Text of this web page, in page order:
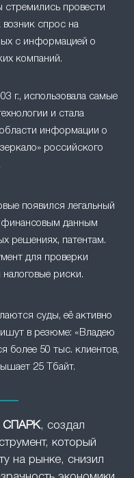
стремились провести
спрос на
с информацией о
компаний.
г., использовала самые
и стала
информации о
российского
появился легальный
финансовым данным
решениях, патентам.
для проверки
налоговые риски.
суды, её активно
в резюме: «Владею
более 50 тыс. клиентов,
25 Тбайт.
СПАРК, создал
который
на рынке, снизил